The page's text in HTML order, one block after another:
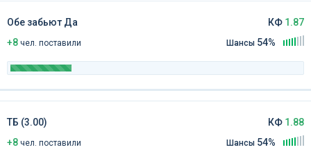
Обе забьют Да
+8 чел. поставили
КФ 1.87
Шансы 54%
ТБ (3.00)
+8 чел. поставили
КФ 1.88
Шансы 54%